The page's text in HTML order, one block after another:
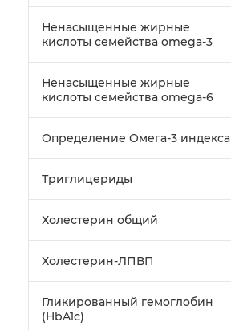
Ненасыщенные жирные
кислоты семейства omega-3
Ненасыщенные жирные
кислоты семейства omega-6
Определение Омега-3 индекса
Триглицериды
Холестерин общий
Холестерин-ЛПВП
Гликированный гемоглобин
(HbA1c)